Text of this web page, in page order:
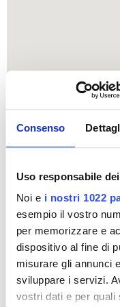
Consenso
Uso responsabile
Noi e i nostri 1022
esempio il vostro
per memorizzare e
dispositivo al fine di
misurare gli annunci
sviluppare i servizi.
vostri dati e per